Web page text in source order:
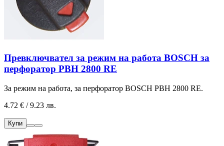
Превключвател за режим на работа BOSCH за
перфоратор PBH 2800 RE
За режим на работа, за перфоратор BOSCH PBH 2800 RE.
4.72 € / 9.23 лв.
Купи